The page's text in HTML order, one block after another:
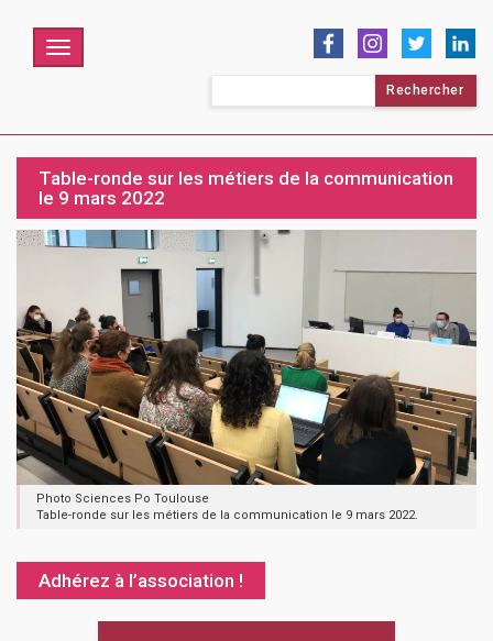
Menu
Table-ronde sur les métiers de la communication
le 9 mars 2022
Photo Sciences Po Toulouse
Table-ronde sur les métiers de la communication le 9 mars 2022.
Adhérez à l’association !